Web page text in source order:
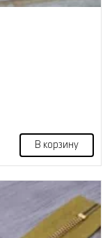
В корзину